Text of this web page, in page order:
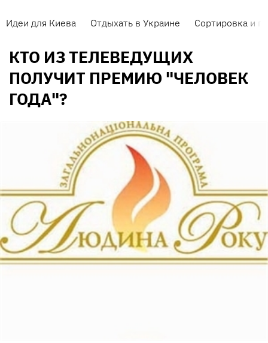
Идеи для Киева Отдыхать в Украине Сортировка и
КТО ИЗ ТЕЛЕВЕДУЩИХ
ПОЛУЧИТ ПРЕМИЮ "ЧЕЛОВЕК
ГОДА"?